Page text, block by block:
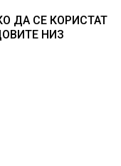
ДА СЕ КОРИСТАТ
НИЗ